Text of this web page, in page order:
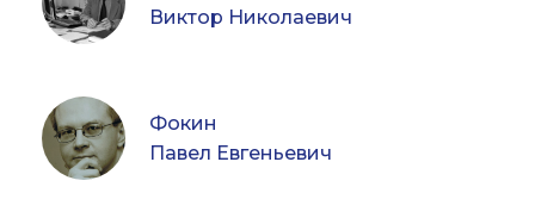
Виктор Николаевич
Фокин
Павел Евгеньевич